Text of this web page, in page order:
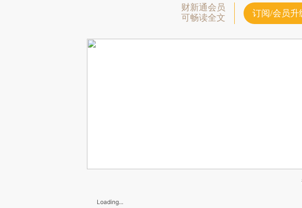
财新通会员
可畅读全文
订阅/会员升
Loading...